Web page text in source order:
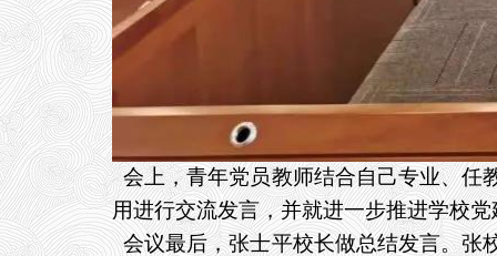
会上，青年党员教师结合自己专业、任
用进行交流发言，并就进一步推进学校
会议最后，张士平校长做总结发言。张